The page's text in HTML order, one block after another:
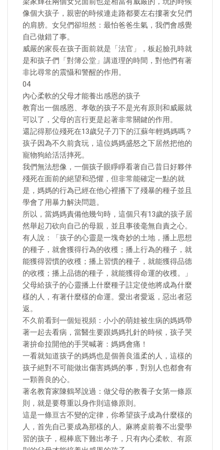
像個大孩子，親密的時候連走路都要左右摟著女兒們
的肩膀。女兒們卻坦然：最怕爸爸生氣，我們會感覺
自己做錯了事。
威嚴的家長在孩子面前就是「法官」，板起臉孔時就
是和孩子們「對簿公堂」講道理的時間，對他們有著
非比尋常的震懾和警醒的作用。
04
內心柔軟的父母才能養出感恩的孩子
教育出一個感恩、孝敬的孩子不是光有原則和威嚴就
可以了，父母的言行更是起著非常關鍵的作用。
還記得那位殘死在13歲兒子刀下的江蘇年輕媽媽嗎？
孩子因為不久前貪玩，這位媽媽盛怒之下居然把他的
寵物狗給活活摔死。
我們無法想像，一個孩子眼睜睜看著自己昔日好夥伴
殘死在面前的絕望和恐懼，但非常能確定一點的就
是，媽媽的行為已經在他心裡播下了殘暴的種子並且
學會了用暴力解決問題。
所以，當媽媽責備他幾句時，這個只有13歲的孩子居
然舉起刀砍向自己的母親，並且事後毫無自責之心。
有人說：「孩子的心靈是一塊奇妙的土地，播上思想
的種子，就會獲得行為的收穫；播上行為的種子，就
能獲得習慣的收穫；播上習慣的種子，就能獲得品德
的收穫；播上品德的種子，就能獲得命運的收穫。」
父母給孩子的心靈播上什麼種子註定使他將成為什麼
樣的人，有著什麼樣的命運。愛出者愛返，惡出者惡
返。
不久前看到一個短視頻：小小的萌娃被生病的媽媽帶
著一起去看病，當醫生要跟媽媽扎針的時候，孩子哭
著拚命拉開他的手哭喊著：媽媽會痛！
一看就知道孩子的媽媽也是個善良溫柔的人，這樣的
孩子絕對不可能做出傷害媽媽的事，對別人也都會有
一顆善良的心。
著名教育家陳鶴琴說過：做父母的教養子女第一條原
則，就是要尊重以身作則這條原則。
這是一條亘古不變的定律，你希望孩子成為什麼樣的
人，首先自己要成為那樣的人。麻將桌前養不出愛學
習的孩子，棍棒底下難出孝子，只有內心柔軟、有原